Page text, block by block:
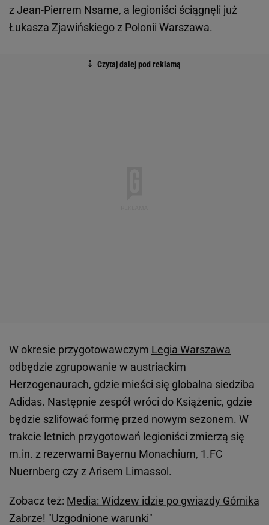
z Jean-Pierrem Nsame, a legioniści ściągnęli już
Łukasza Zjawińskiego z Polonii Warszawa.
W okresie przygotowawczym Legia Warszawa
odbędzie zgrupowanie w austriackim
Herzogenaurach, gdzie mieści się globalna siedziba
Adidas. Następnie zespół wróci do Książenic, gdzie
będzie szlifować formę przed nowym sezonem. W
trakcie letnich przygotowań legioniści zmierzą się
m.in. z rezerwami Bayernu Monachium, 1.FC
Nuernberg czy z Arisem Limassol.
Zobacz też: Media: Widzew idzie po gwiazdy Górnika
Zabrze! "Uzgodnione warunki"